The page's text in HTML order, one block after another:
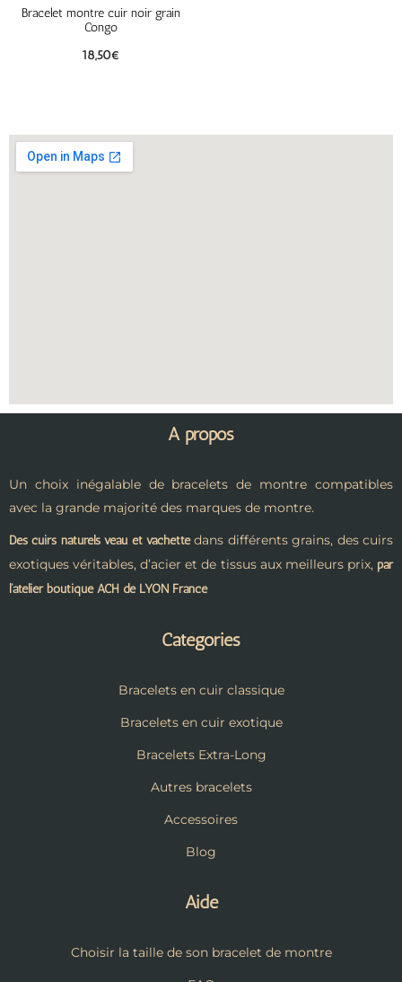
Bracelet montre cuir noir grain
Congo
18,50€
A propos
Un choix inégalable de bracelets de montre compatibles
avec la grande majorité des marques de montre.
Des cuirs naturels veau et vachettedans différents grains, des cuirs
exotiques véritables, d’acier et de tissus aux meilleurs prix, par
l’atelier boutique ACH de LYON France
Catégories
Bracelets en cuir classique
Bracelets en cuir exotique
Bracelets Extra-Long
Autres bracelets
Accessoires
Blog
Aide
Choisir la taille de son bracelet de montre